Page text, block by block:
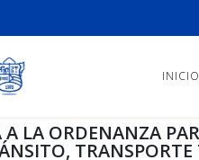
INICIO
LA ORDENANZA
TRANSPORTE